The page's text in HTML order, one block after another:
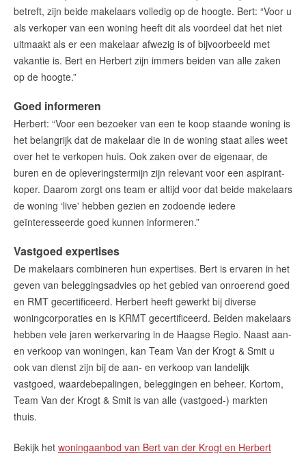
betreft, zijn beide makelaars volledig op de hoogte. Bert: “Voor u
als verkoper van een woning heeft dit als voordeel dat het niet
uitmaakt als er een makelaar afwezig is of bijvoorbeeld met
vakantie is. Bert en Herbert zijn immers beiden van alle zaken
op de hoogte.”
Goed informeren
Herbert: “Voor een bezoeker van een te koop staande woning is
het belangrijk dat de makelaar die in de woning staat alles weet
over het te verkopen huis. Ook zaken over de eigenaar, de
buren en de opleveringstermijn zijn relevant voor een aspirant-
koper. Daarom zorgt ons team er altijd voor dat beide makelaars
de woning ‘live' hebben gezien en zodoende iedere
geïnteresseerde goed kunnen informeren.”
Vastgoed expertises
De makelaars combineren hun expertises. Bert is ervaren in het
geven van beleggingsadvies op het gebied van onroerend goed
en RMT gecertificeerd. Herbert heeft gewerkt bij diverse
woningcorporaties en is KRMT gecertificeerd. Beiden makelaars
hebben vele jaren werkervaring in de Haagse Regio. Naast aan-
en verkoop van woningen, kan Team Van der Krogt & Smit u
ook van dienst zijn bij de aan- en verkoop van landelijk
vastgoed, waardebepalingen, beleggingen en beheer. Kortom,
Team Van der Krogt & Smit is van alle (vastgoed-) markten
thuis.
Bekijk het woningaanbod van Bert van der Krogt en Herbert